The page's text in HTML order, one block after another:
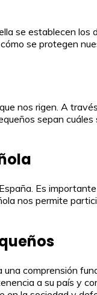
se establecen los
se protegen
nos rigen. A
sepan
Es
nos permite
comprensión
a su país y